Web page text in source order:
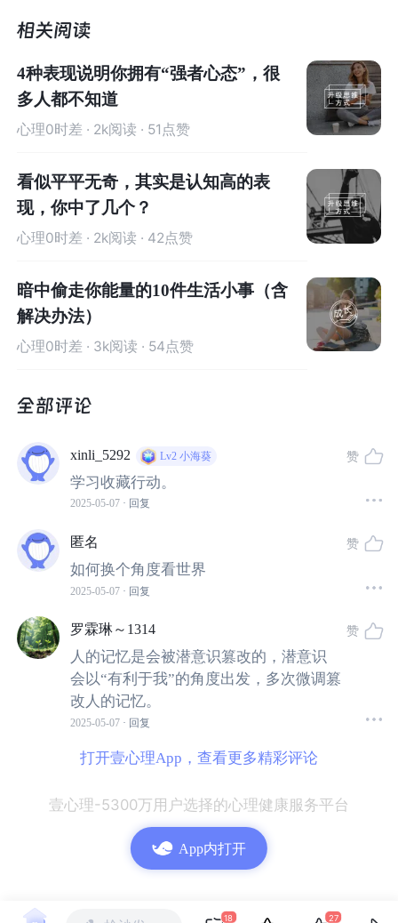
第二步：给想法做体检
A（事件）→ B（你的
解读）→ C（情绪反应）。重点在于中间的B环节。你可以
试着像审问嫌疑人一样追问你的想法："有什么真凭实
据？""有没有其他可能性？"
比如被领导批评时，如果认为是"我能力太差"，不如可以这
实需要改进"。
就像认知疗法创始人贝克说的：
"很多时候，困住我们的不
第三步：改写人生剧本
每个人都在用内心的故事解释生活。遇到挫折时，试着
"失败者的世界"换成"成长的世界"
心理学教授卡罗尔·德韦克做过经典实验：当孩子把"我不
会"改成"我还没学会"，成绩会显著提升。失业时可以
想："这不是终点，而是发现新可能的转折点"；失恋后可以
说："这段经历让我更清楚什么样的人适合我"。研究发现，
用"虽然...但是..."造句 （比如"虽然搞砸了演讲，但我勇敢
站上了讲台"），能让人更快走出负面情绪。
第四步：让身体当老师
别光用脑子想，要让身体参与改变。试试这个心理小实
自信了些？这就是具身认知的魔力——姿势影响心理。
每天早晨对着镜子说三遍："我有能力应对今天的挑战"，或
样，这些行为会悄悄重塑大脑的神经元，会让自己产生新
觉轻快了很多，感觉轻松了。很感
谢咨询师姐姐！
了很多，感觉轻松了。很感谢咨询
师姐姐！
4种表现说明你拥有“强者心态”，很
多人都不知道
心理0时差 · 2k阅读 · 51点赞
看似平平无奇，其实是认知高的表
现，你中了几个？
心理0时差 · 2k阅读 · 42点赞
暗中偷走你能量的10件生活小事（含
解决办法）
心理0时差 · 3k阅读 · 54点赞
xinli_5292 Lv2 小海葵
学习收藏行动。
2025-05-07 · 回复
赞
匿名
如何换个角度看世界
2025-05-07 · 回复
赞
罗霖琳～1314
人的记忆是会被潜意识篡改的，潜意识
会以“有利于我”的角度出发，多次微调篡
改人的记忆。
2025-05-07 · 回复
赞
打开壹心理App，查看更多精彩评论
壹心理-5300万用户选择的心理健康服务平台
18 27
App内打开